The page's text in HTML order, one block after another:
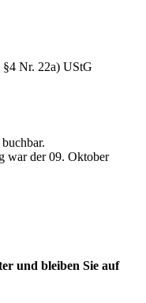
Nr. 22a) UStG
war der 09. Oktober
und bleiben Sie auf